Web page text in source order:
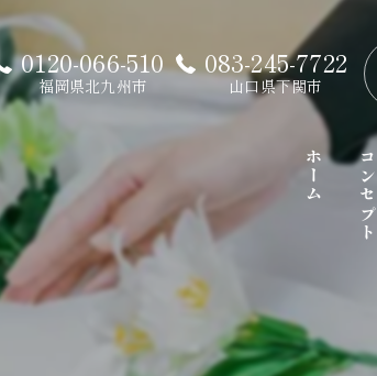
0120-066-510
福岡県北九州市
083-245-7722
山口県下関市
ホーム コンセプト